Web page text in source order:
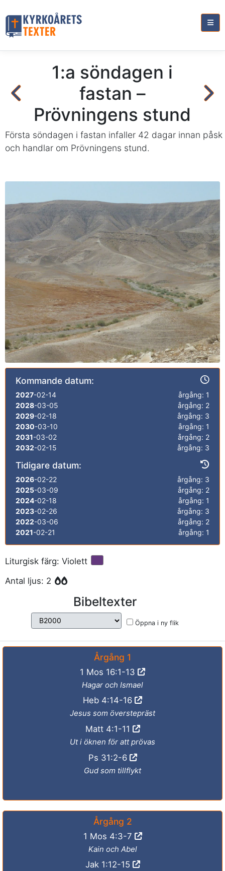
1:a söndagen i
fastan –
Prövningens stund
Första söndagen i fastan infaller 42 dagar innan påsk
och handlar om Prövningens stund.
Kommande datum:
2027-02-14
årgång: 1
2028-03-05
årgång: 2
2029-02-18
årgång: 3
2030-03-10
årgång: 1
2031-03-02
årgång: 2
2032-02-15 årgång: 3
Tidigare datum:
2026-02-22
årgång: 3
2025-03-09
årgång: 2
2024-02-18
årgång: 1
2023-02-26
årgång: 3
2022-03-06
årgång: 2
2021-02-21 årgång: 1
Liturgisk färg: Violett
Antal ljus: 2
Bibeltexter
Öppna i ny flik
Årgång 1
1 Mos 16:1-13
Hagar och Ismael
Heb 4:14-16
Jesus som överstepräst
Matt 4:1-11
Ut i öknen för att prövas
Ps 31:2-6
Gud som tillflykt
Årgång 2
1 Mos 4:3-7
Kain och Abel
Jak 1:12-15